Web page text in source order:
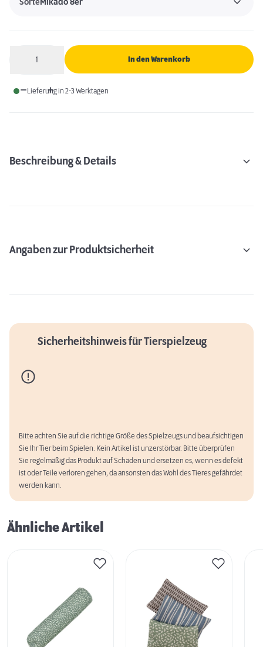
SorteMikado 8er
1 In den Warenkorb
Lieferung in 2-3 Werktagen
Beschreibung & Details
Angaben zur Produktsicherheit
Sicherheitshinweis für Tierspielzeug
Bitte achten Sie auf die richtige Größe des Spielzeugs und beaufsichtigen
Sie Ihr Tier beim Spielen. Kein Artikel ist unzerstörbar. Bitte überprüfen
Sie regelmäßig das Produkt auf Schäden und ersetzen es, wenn es defekt
ist oder Teile verloren gehen, da ansonsten das Wohl des Tieres gefährdet
werden kann.
Ähnliche Artikel